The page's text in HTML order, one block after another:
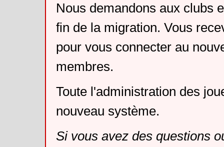
Nous demandons aux clubs
fin de la migration. Vous
pour vous connecter au
membres.
Toute l'administration des
nouveau système.
Si vous avez des questions